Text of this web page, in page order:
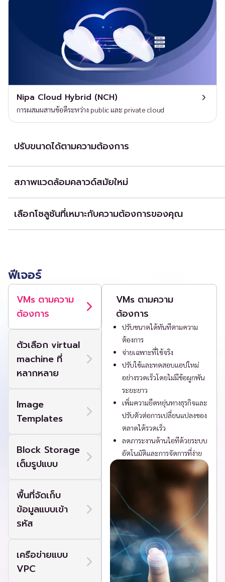
Nipa Cloud Hybrid (NCH)
การผสมผสานข้อดีระหว่าง public และ private cloud
ปรับขนาดได้ตามความต้องการ
IaaS ของเรามอบระบบคลาวด์ที่ปรับขนาดได้ตามความต้องการ พร้อมให้บริก
machine การเชื่อมต่อเครือข่ายที่ปลอดภัย พื้นที่จัดเก็บ รวมถึง portal ที่ใช้ง
สภาพแวดล้อมคลาวด์สมัยใหม่
เรามอบสภาพแวดล้อมที่รองรับแอปพลิเคชันแบบ cloud-native รุ่นใหม่ รวม
enterprise
เลือกโซลูชันที่เหมาะกับความต้องการของคุณ
คุณสามารถใช้ public cloud และจ่ายเฉพาะตามการใช้งานจริงช่วยประหยัดค่
ฟีเจอร์
VMs ตามความ
ต้องการ
ตัวเลือก virtual
machine ที่
หลากหลาย
Image
Templates
Block Storage
เต็มรูปแบบ
พื้นที่จัดเก็บ
ข้อมูลแบบเข้า
รหัส
เครือข่ายแบบ
VPC
VMs ตามความ
ต้องการ
ปรับขนาดได้ทันทีตามความ
ต้องการ
จ่ายเฉพาะที่ใช้จริง
ปรับใช้และทดสอบแอปใหม่
อย่างรวดเร็วโดยไม่มีข้อผูกพัน
ระยะยาว
เพิ่มความยืดหยุ่นทางธุรกิจและ
ปรับตัวต่อการเปลี่ยนแปลงของ
ตลาดได้รวดเร็ว
ลดภาระงานด้านไอทีด้วยระบบ
อัตโนมัติและการจัดการที่ง่าย